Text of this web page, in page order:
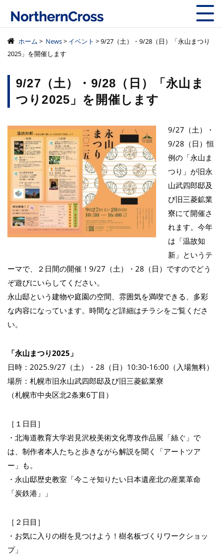
株式会社ノーザン
ホーム > News> イベント > 9/27（土）・9/28（日）「永山まつり
2025」を開催します
9/27（土）・9/28（日）「永山ま
つり2025」を開催します
9/27（土）・
9/28（日）恒
例の「永山ま
つり」が旧永
山武四郎邸及
び旧三菱鉱業
寮にて開催さ
れます。今年
は「温故知
新」というテ
ーマで、２日間の開催！9/27（土）・28（日）ですのでどう
ぞ遊びにいらしてください。
永山邸という建物や庭園の空間、雰囲気を満喫できる、多彩
な内容になっています。時間など詳細はチラシをご覧くださ
い。
「永山まつり2025」
日時：2025.9/27（土）・28（日）10:30-16:00（入場無料）
場所：札幌市旧永山武四郎邸及び旧三菱鉱業寮
（札幌市中央区北2条東6丁目）
［１日目］
・北海道教育大学岩見沢校美術文化専攻作品展「絲ぐ」で
は、制作者本人たちと歩きながら解説を聞く「アートツア
ー」も。
・永山邸歴史教室「今こそ知りたい日本遺産北の産業革命
「炭鉄港」」
［２日目］
・お気に入りの樹を見つけよう！樹名板づくりワークショッ
プ」